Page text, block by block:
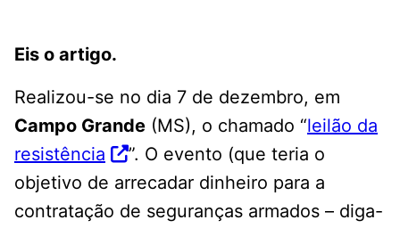
Eis o artigo.
Realizou-se no dia 7 de dezembro, em
Campo Grande (MS), o chamado “leilão da
resistência
”. O evento (que teria o
objetivo de arrecadar dinheiro para a
contratação de seguranças armados – diga-